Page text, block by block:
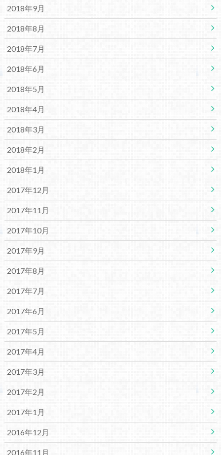
2018年9月
2018年8月
2018年7月
2018年6月
2018年5月
2018年4月
2018年3月
2018年2月
2018年1月
2017年12月
2017年11月
2017年10月
2017年9月
2017年8月
2017年7月
2017年6月
2017年5月
2017年4月
2017年3月
2017年2月
2017年1月
2016年12月
2016年11月